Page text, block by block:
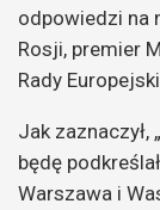
odpowiedzi na
Rosji, premier
Rady
Jak zaznaczył,
będę
Warszawa i